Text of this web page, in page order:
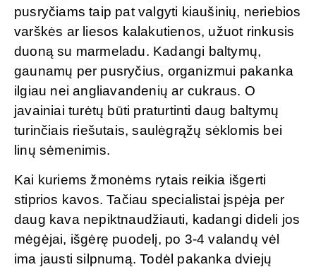
pusryčiams taip pat valgyti kiaušinių, neriebios
varškės ar liesos kalakutienos, užuot rinkusis
duoną su marmeladu. Kadangi baltymų,
gaunamų per pusryčius, organizmui pakanka
ilgiau nei angliavandenių ar cukraus. O
javainiai turėtų būti praturtinti daug baltymų
turinčiais riešutais, saulėgrąžų sėklomis bei
linų sėmenimis.
Kai kuriems žmonėms rytais reikia išgerti
stiprios kavos. Tačiau specialistai įspėja per
daug kava nepiktnaudžiauti, kadangi dideli jos
mėgėjai, išgėrę puodelį, po 3-4 valandų vėl
ima jausti silpnumą. Todėl pakanka dviejų